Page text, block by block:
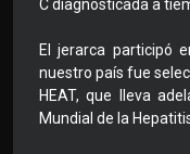
C diagnosticada a
El jerarca participó
nuestro país fue
HEAT, que lleva
Mundial de la